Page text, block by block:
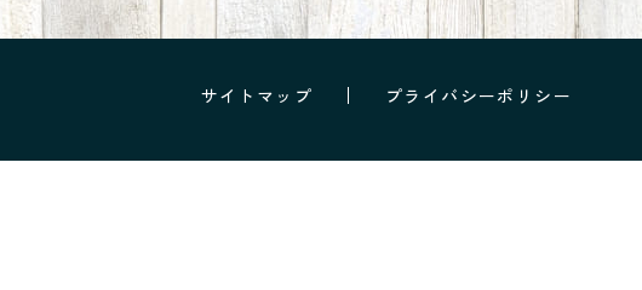
サイトマップ プライバシーポリシー